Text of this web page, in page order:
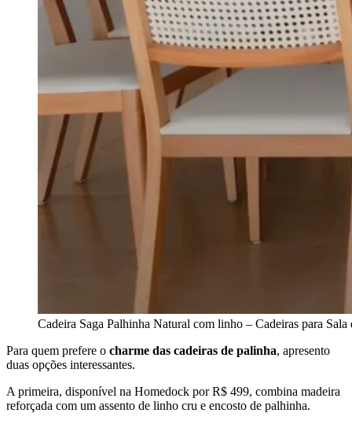
Cadeira Saga Palhinha Natural com linho – Cadeiras para Sala
Para quem prefere o charme das cadeiras de palinha, apresento
duas opções interessantes.
A primeira, disponível na Homedock por R$ 499, combina madeira
reforçada com um assento de linho cru e encosto de palhinha.